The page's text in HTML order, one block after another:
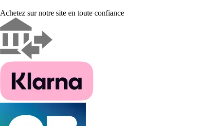
Achetez sur notre site en toute confiance